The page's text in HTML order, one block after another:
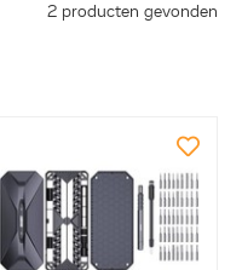
2 producten gevonden